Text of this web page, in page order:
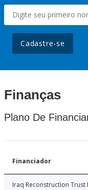
Cadastre-se
Finanças
Plano De
Financiador
Iraq Reconstruction Trust